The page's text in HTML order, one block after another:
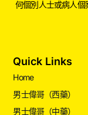
何個別人士或病人
Quick Links
Home
男士偉哥（西藥）
男士偉哥（中藥）